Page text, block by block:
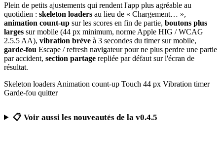
Plein de petits ajustements qui rendent l'app plus agréable au
quotidien : skeleton loaders au lieu de « Chargement… »,
animation count-up sur les scores en fin de partie, boutons plus
larges sur mobile (44 px minimum, norme Apple HIG / WCAG
2.5.5 AA), vibration brève à 3 secondes du timer sur mobile,
garde-fou Escape / refresh navigateur pour ne plus perdre une partie
par accident, section partage repliée par défaut sur l'écran de
résultat.
Skeleton loaders Animation count-up Touch 44 px Vibration timer
Garde-fou quitter
📋 Voir aussi les nouveautés de la v0.4.5